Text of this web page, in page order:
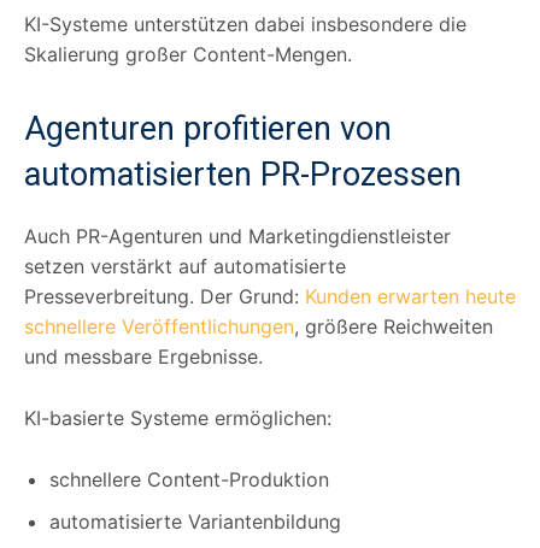
KI-Systeme unterstützen dabei insbesondere die
Skalierung großer Content-Mengen.
Agenturen profitieren von
automatisierten PR-Prozessen
Auch PR-Agenturen und Marketingdienstleister
setzen verstärkt auf automatisierte
Presseverbreitung. Der Grund: Kunden erwarten heute
schnellere Veröffentlichungen, größere Reichweiten
und messbare Ergebnisse.
KI-basierte Systeme ermöglichen:
schnellere Content-Produktion
automatisierte Variantenbildung